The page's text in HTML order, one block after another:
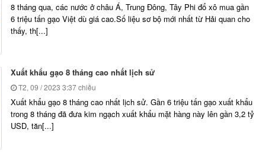
8 tháng qua, các nước ở châu Á, Trung Đông, Tây Phi đổ xô mua gần
6 triệu tấn gạo Việt dù giá cao.Số liệu sơ bộ mới nhất từ Hải quan cho
thấy, th[...]
Xuất khẩu gạo 8 tháng cao nhất lịch sử
T2, 09 / 2023 3:37 chiều
Xuất khẩu gạo 8 tháng cao nhất lịch sử. Gần 6 triệu tấn gạo xuất khẩu
trong 8 tháng đã đưa kim ngạch xuất khẩu mặt hàng này lên gần 3,2 tỷ
USD, tăn[...]